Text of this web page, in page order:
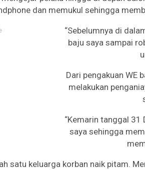
dan memukul sehingga
“Sebelumnya di
baju saya sampai
Dari pengakuan WE
melakukan
“Kemarin tanggal
saya sehingga
satu keluarga korban naik pitam.